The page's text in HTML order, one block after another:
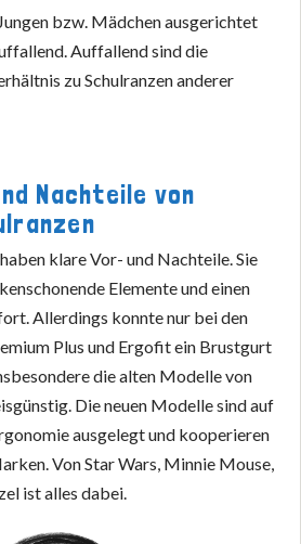
bzw. Mädchen ausgerichtet
Auffallend sind die
zu Schulranzen anderer
Nachteile von
klare Vor- und Nachteile. Sie
Elemente und einen
Allerdings konnte nur bei den
Plus und Ergofit ein Brustgurt
die alten Modelle von
Die neuen Modelle sind auf
ausgelegt und kooperieren
Von Star Wars, Minnie Mouse,
ist alles dabei.